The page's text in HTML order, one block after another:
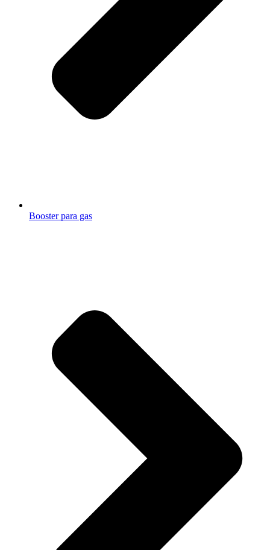
Booster para gas